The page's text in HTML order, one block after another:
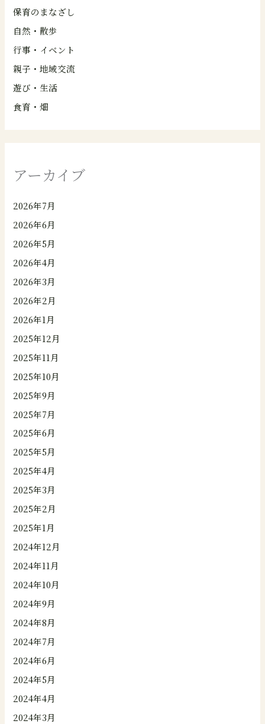
保育のまなざし
自然・散歩
行事・イベント
親子・地域交流
遊び・生活
食育・畑
アーカイブ
2026年7月
2026年6月
2026年5月
2026年4月
2026年3月
2026年2月
2026年1月
2025年12月
2025年11月
2025年10月
2025年9月
2025年7月
2025年6月
2025年5月
2025年4月
2025年3月
2025年2月
2025年1月
2024年12月
2024年11月
2024年10月
2024年9月
2024年8月
2024年7月
2024年6月
2024年5月
2024年4月
2024年3月